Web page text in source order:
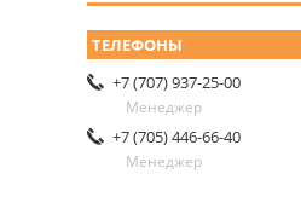
+7 (707) 937-25-00
Менеджер
+7 (705) 446-66-40
Менеджер